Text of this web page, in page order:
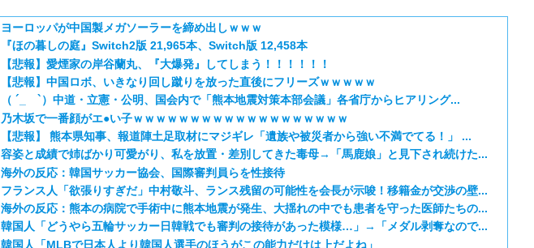
ヨーロッパが中国製メガソーラーを締め出しｗｗｗ
『ほの暮しの庭』Switch2版 21,965本、Switch版 12,458本
【悲報】愛煙家の岸谷蘭丸、『大爆発』してしまう！！！！！！
【悲報】中国ロボ、いきなり回し蹴りを放った直後にフリーズｗｗｗｗｗ
（ ´_ゝ`）中道・立憲・公明、国会内で「熊本地震対策本部会議」各省庁からヒアリング...
乃木坂で一番顔がエ●い子ｗｗｗｗｗｗｗｗｗｗｗｗｗｗｗｗｗｗｗ
【悲報】 熊本県知事、報道陣土足取材にマジギレ「遺族や被災者から強い不満でてる！」 ...
容姿と成績で姉ばかり可愛がり、私を放置・差別してきた毒母→「馬鹿娘」と見下され続けた...
海外の反応：韓国サッカー協会、国際審判員らを性接待
フランス人「欲張りすぎだ」中村敬斗、ランス残留の可能性を会長が示唆！移籍金が交渉の壁...
海外の反応：熊本の病院で手術中に熊本地震が発生、大揺れの中でも患者を守った医師たちの...
韓国人「どうやら五輪サッカー日韓戦でも審判の接待があった模様…」→「メダル剥奪なので...
韓国人「MLBで日本人より韓国人選手のほうがこの能力だけは上だよね」